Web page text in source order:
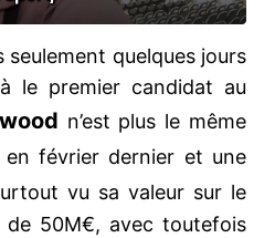
quelques jours
le premier candidat au
n’est plus le même
en février dernier et une
vu sa valeur sur le
50M€, avec toutefois